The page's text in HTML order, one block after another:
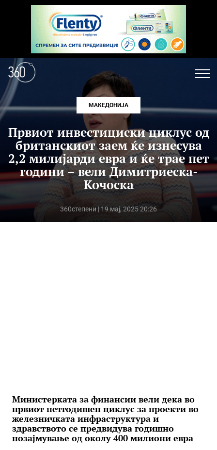
МАКЕДОНИЈА
Првиот инвестициски циклус од
британскиот заем ќе изнесува
2,2 милијарди евра и ќе трае пет
години – вели Димитриеска-
Кочоска
360степени | 19 мај, 2025 20:26
Министерката за финансии вели дека во
првиот петгодишен циклус за проекти во
железничката инфраструктура и
здравството се предвидува годишно
позајмување од околу 400 милиони евра